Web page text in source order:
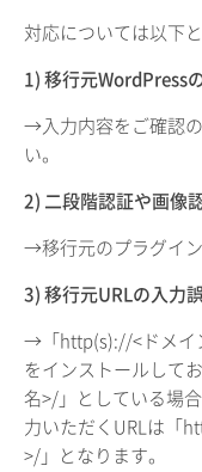
対応については以下と
1) 移行元WordPress
→入力内容をご確認
い。
2) 二段階認証や画像
→移行元のプラグイン
3) 移行元URLの入力
→「http(s)://<ドメイ
をインストールして
名>/」としている場
力いただくURLは「
>/」となります。